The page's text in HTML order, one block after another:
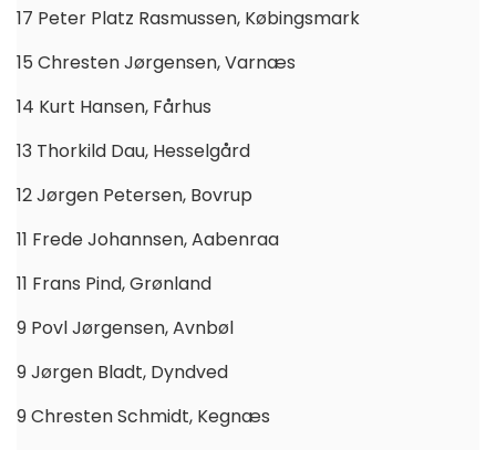
17 Peter Platz Rasmussen, Købingsmark
15 Chresten Jørgensen, Varnæs
14 Kurt Hansen, Fårhus
13 Thorkild Dau, Hesselgård
12 Jørgen Petersen, Bovrup
11 Frede Johannsen, Aabenraa
11 Frans Pind, Grønland
9 Povl Jørgensen, Avnbøl
9 Jørgen Bladt, Dyndved
9 Chresten Schmidt, Kegnæs